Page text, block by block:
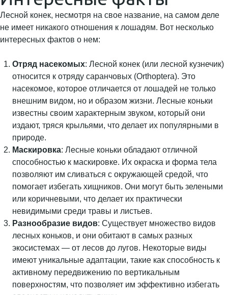
Лесной конек, несмотря на свое название, на самом деле
не имеет никакого отношения к лошадям. Вот несколько
интересных фактов о нем:
Отряд насекомых: Лесной конек (или лесной кузнечик)
относится к отряду саранчовых (Orthoptera). Это
насекомое, которое отличается от лошадей не только
внешним видом, но и образом жизни. Лесные коньки
известны своим характерным звуком, который они
издают, тряся крыльями, что делает их популярными в
природе.
Маскировка: Лесные коньки обладают отличной
способностью к маскировке. Их окраска и форма тела
позволяют им сливаться с окружающей средой, что
помогает избегать хищников. Они могут быть зелеными
или коричневыми, что делает их практически
невидимыми среди травы и листьев.
Разнообразие видов: Существует множество видов
лесных коньков, и они обитают в самых разных
экосистемах — от лесов до лугов. Некоторые виды
имеют уникальные адаптации, такие как способность к
активному передвижению по вертикальным
поверхностям, что позволяет им эффективно избегать